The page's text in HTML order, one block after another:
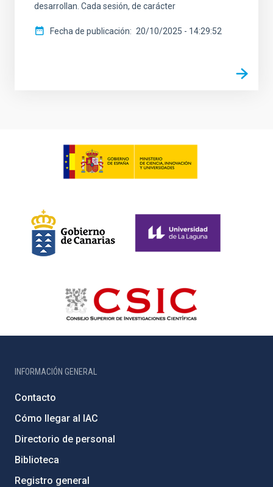
desarrollan. Cada sesión, de carácter
Fecha de publicación 20/10/2025 - 14:29:52
INFORMACIÓN GENERAL
Contacto
Cómo llegar al IAC
Directorio de personal
Biblioteca
Registro general